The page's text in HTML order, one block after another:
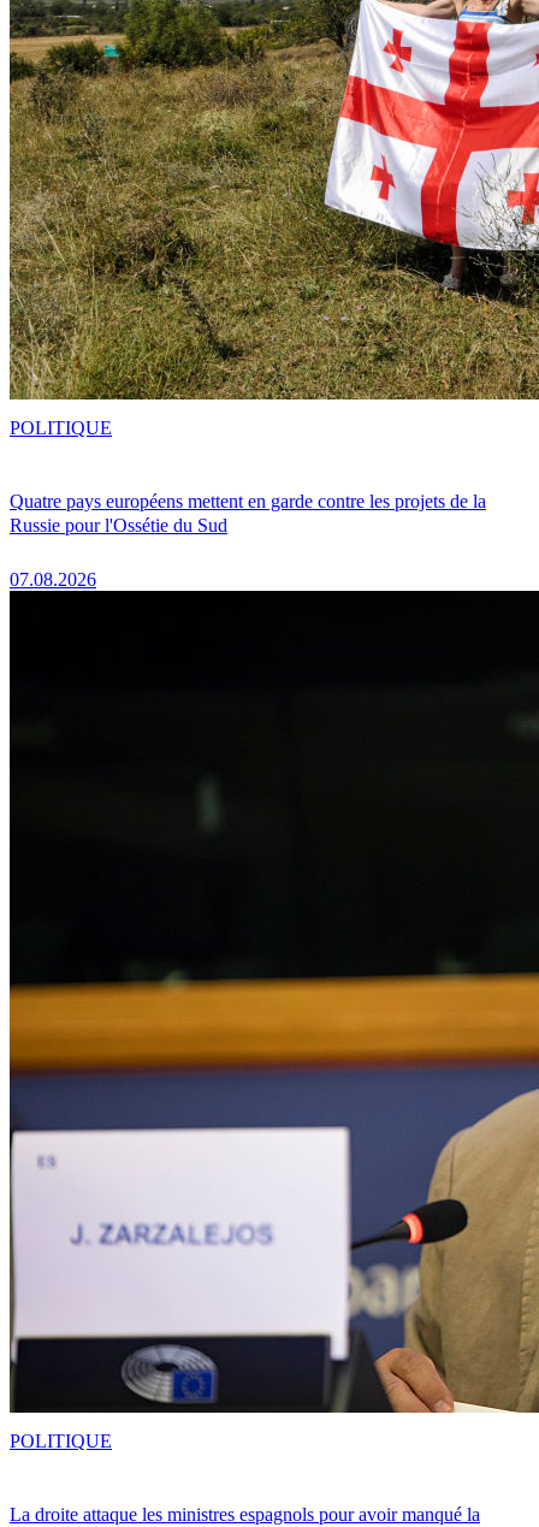
Quatre pays européens mettent en garde contre les projets de la
Russie pour l'Ossétie du Sud
07.08.2026
POLITIQUE
La droite attaque les ministres espagnols pour avoir manqué la
POLITIQUE